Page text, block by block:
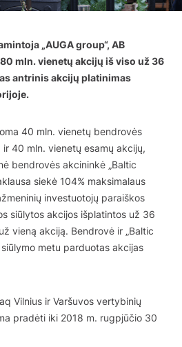
„AUGA group“, AB
mln. vienetų akcijų iš viso už 36
antrinis akcijų platinimas
40 mln. vienetų bendrovės
40 mln. vienetų esamų akcijų,
bendrovės akcininkė „Baltic
siekė 104% maksimalaus
investuotojų paraiškos
siūlytos akcijos išplatintos už 36
vieną akciją. Bendrovė ir „Baltic
siūlymo metu parduotas akcijas
Vilnius ir Varšuvos vertybinių
pradėti iki 2018 m. rugpjūčio 30